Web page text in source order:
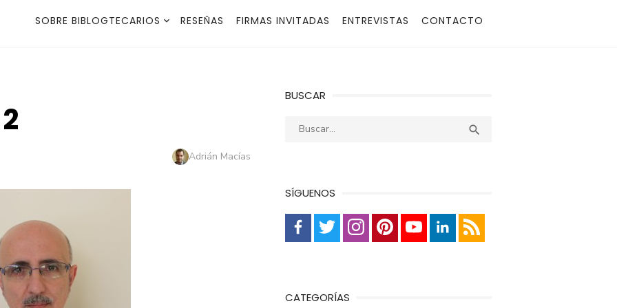
SOBRE BIBLOGTECARIOS RESEÑAS FIRMAS INVITADAS ENTREVISTAS CONTACTO
Autor
Adrián Macías
BUSCAR
Buscar: 
SÍGUENOS
CATEGORÍAS